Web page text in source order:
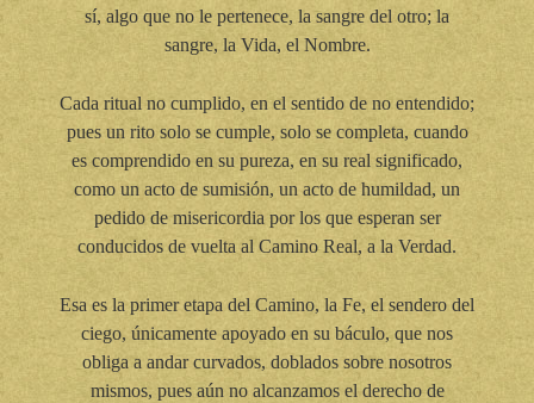
sí, algo que no le pertenece, la sangre del otro; la
sangre, la Vida, el Nombre.
Cada ritual no cumplido, en el sentido de no entendido;
pues un rito solo se cumple, solo se completa, cuando
es comprendido en su pureza, en su real significado,
como un acto de sumisión, un acto de humildad, un
pedido de misericordia por los que esperan ser
conducidos de vuelta al Camino Real, a la Verdad.
Esa es la primer etapa del Camino, la Fe, el sendero del
ciego, únicamente apoyado en su báculo, que nos
obliga a andar curvados, doblados sobre nosotros
mismos, pues aún no alcanzamos el derecho de